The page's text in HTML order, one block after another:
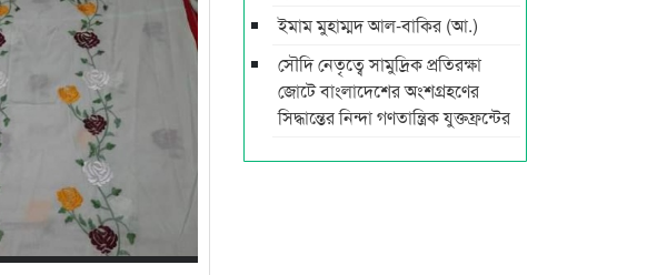
ইমাম মুহাম্মদ আল-বাকির (আ.)
সৌদি নেতৃত্বে সামুদ্রিক প্রতিরক্ষা
জোটে বাংলাদেশের অংশগ্রহণের
সিদ্ধান্তের নিন্দা গণতান্ত্রিক যুক্তফ্রন্টের